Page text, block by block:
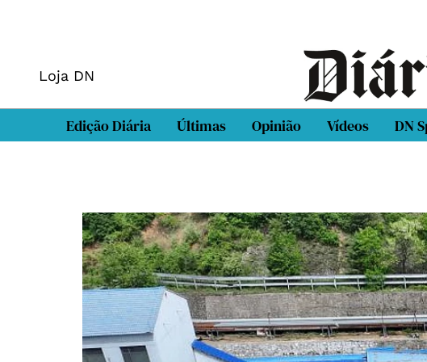
Loja DN
Edição Diária Últimas Opinião Vídeos DN